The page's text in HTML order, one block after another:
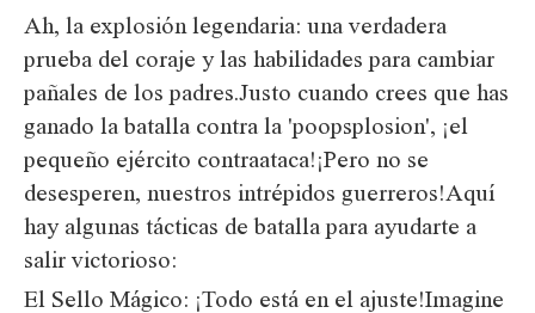
Ah, la explosión legendaria: una verdadera
prueba del coraje y las habilidades para cambiar
pañales de los padres.Justo cuando crees que has
ganado la batalla contra la 'poopsplosion', ¡el
pequeño ejército contraataca!¡Pero no se
desesperen, nuestros intrépidos guerreros!Aquí
hay algunas tácticas de batalla para ayudarte a
salir victorioso:
El Sello Mágico: ¡Todo está en el ajuste!Imagine